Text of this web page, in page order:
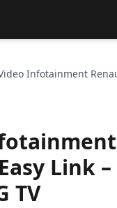
Infotainment
Link –
TV